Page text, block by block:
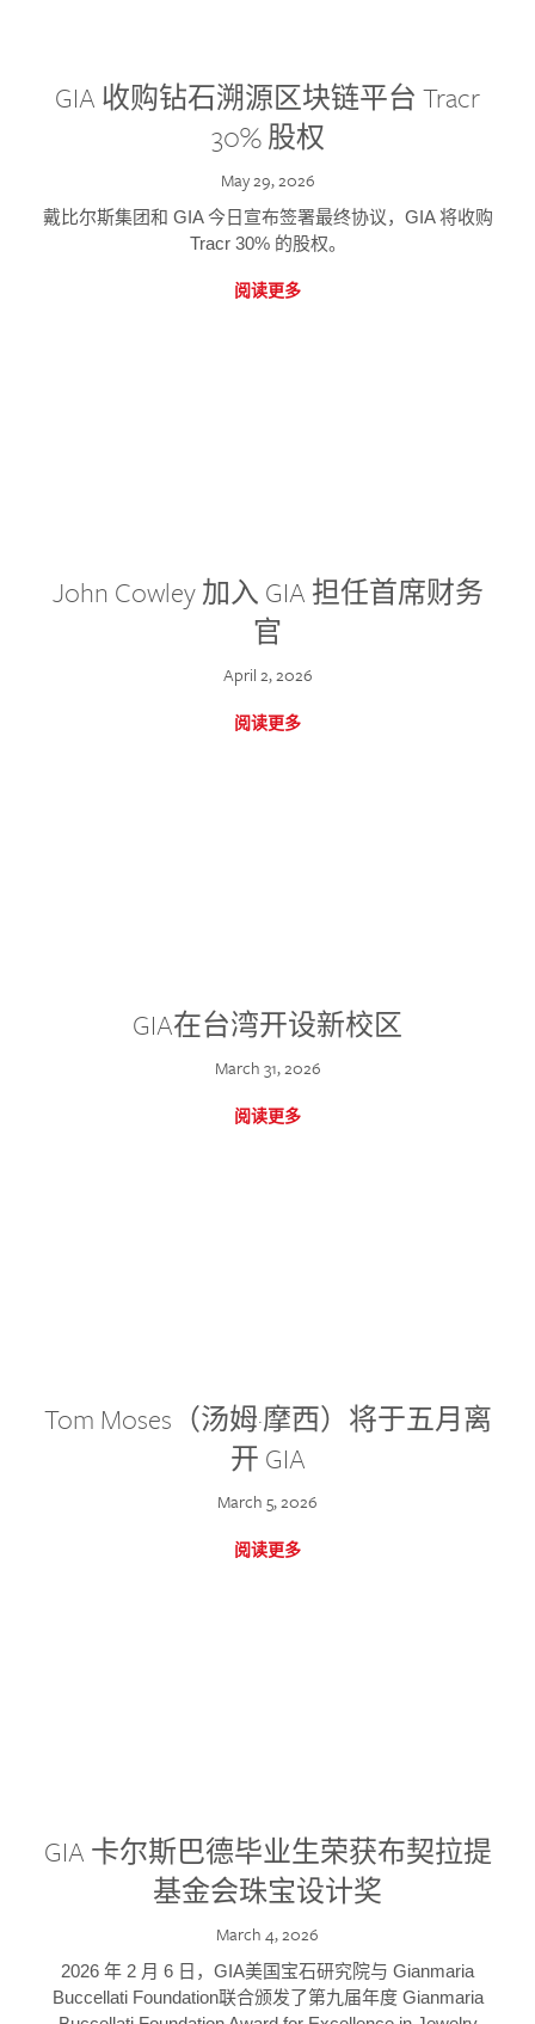
GIA 收购钻石溯源区块链平台 Tracr
30% 股权
May 29, 2026
戴比尔斯集团和 GIA 今日宣布签署最终协议，GIA 将收购
Tracr 30% 的股权。
阅读更多
John Cowley 加入 GIA 担任首席财务
官
April 2, 2026
阅读更多
GIA在台湾开设新校区
March 31, 2026
阅读更多
Tom Moses（汤姆·摩西）将于五月离
开 GIA
March 5, 2026
阅读更多
GIA 卡尔斯巴德毕业生荣获布契拉提
基金会珠宝设计奖
March 4, 2026
2026 年 2 月 6 日，GIA美国宝石研究院与 Gianmaria
Buccellati Foundation联合颁发了第九届年度 Gianmaria